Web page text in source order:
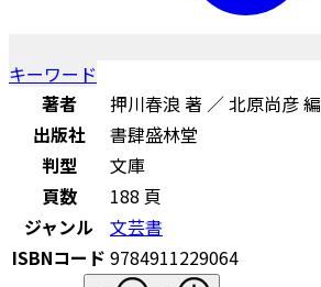
キーワード
著者
押川春浪 著 ／ 北原尚彦 編
出版社
書肆盛林堂
判型
文庫
頁数
188 頁
ジャンル
文芸書
ISBNコード 9784911229064